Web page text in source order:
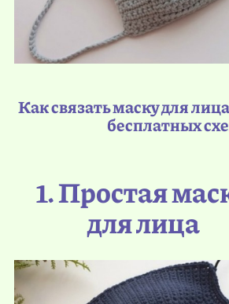
Как связать маску для
бесплатных
1. Простая
для лица